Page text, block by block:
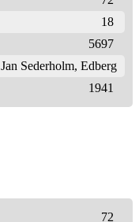
18
5697
Jan Sederholm, Edberg
1941
72